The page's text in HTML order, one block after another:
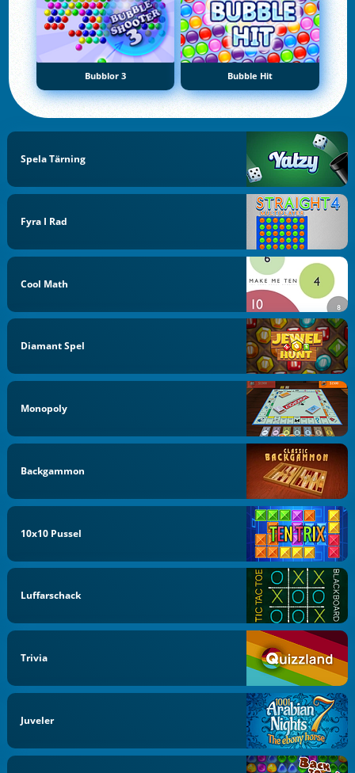
Bubblor 3 Bubble Hit
Spela Tärning
Fyra I Rad
Cool Math
Diamant Spel
Monopoly
Backgammon
10x10 Pussel
Luffarschack
Trivia
Juveler